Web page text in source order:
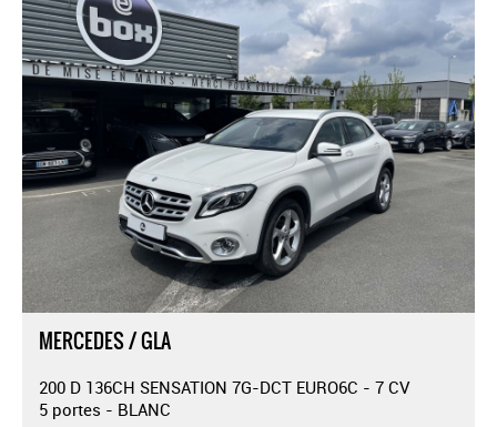
MERCEDES / GLA
200 D 136CH SENSATION 7G-DCT EURO6C - 7 CV
5 portes - BLANC